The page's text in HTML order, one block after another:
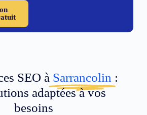
SEO à Sarrancolin :
adaptées à vos
besoins